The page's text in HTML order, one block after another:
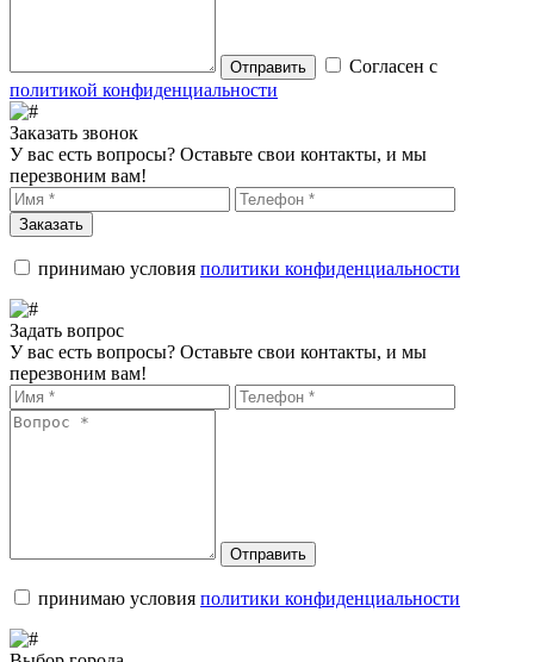
Отправить
Согласен с
политикой конфиденциальности
Заказать звонок
У вас есть вопросы? Оставьте свои контакты, и мы
перезвоним вам!
Заказать
принимаю условия политики конфиденциальности
Задать вопрос
У вас есть вопросы? Оставьте свои контакты, и мы
перезвоним вам!
Отправить
принимаю условия политики конфиденциальности